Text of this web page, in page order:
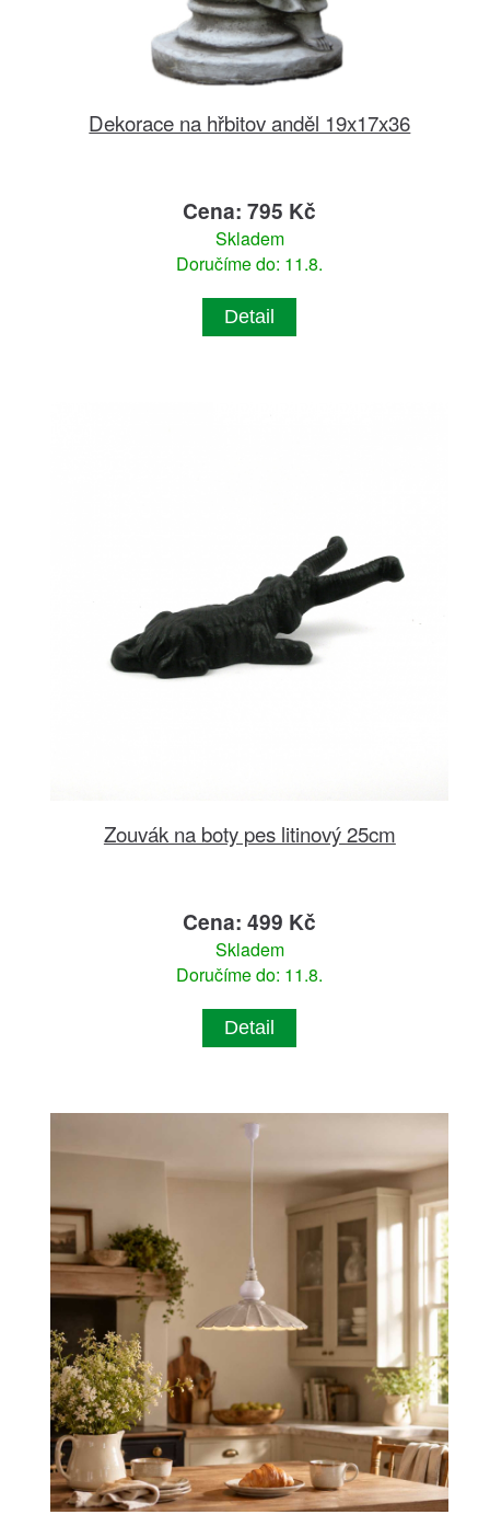
Dekorace na hřbitov anděl 19x17x36
Cena: 795 Kč
Skladem
Doručíme do: 11.8.
Detail
Zouvák na boty pes litinový 25cm
Cena: 499 Kč
Skladem
Doručíme do: 11.8.
Detail